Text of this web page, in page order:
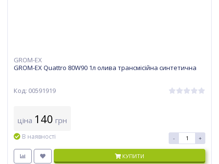
GROM-EX
GROM-EX Quattro 80W90 1л олива трансмісійна синтетична
Код: 00591919
ціна 140 грн
В наявності - +
КУПИТИ